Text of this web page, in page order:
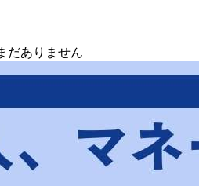
だありません